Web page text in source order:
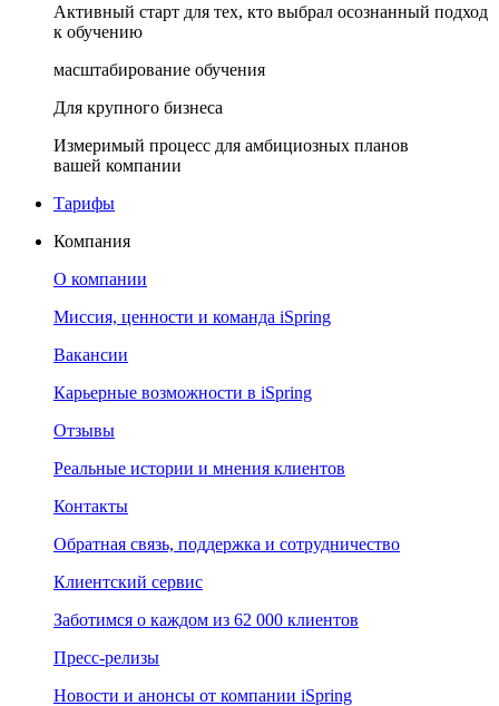
Активный старт для тех, кто выбрал осознанный подход
к обучению
масштабирование обучения
Для крупного бизнеса
Измеримый процесс для амбициозных планов
вашей компании
Тарифы
Компания
О компании
Миссия, ценности и команда iSpring
Вакансии
Карьерные возможности в iSpring
Отзывы
Реальные истории и мнения клиентов
Контакты
Обратная связь, поддержка и сотрудничество
Клиентский сервис
Заботимся о каждом из 62 000 клиентов
Пресс-релизы
Новости и анонсы от компании iSpring